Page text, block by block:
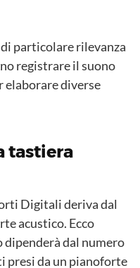
particolare rilevanza
registrare il suono
elaborare diverse
tastiera
Digitali deriva dal
acustico. Ecco
dipenderà dal numero
presi da un pianoforte